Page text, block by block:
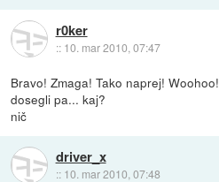
r0ker
:: 10. mar 2010, 07:47
Bravo! Zmaga! Tako naprej! Woohoo!
dosegli pa... kaj?
nič
driver_x
:: 10. mar 2010, 07:48